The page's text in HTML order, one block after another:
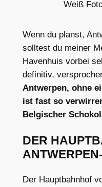
Wenn du planst,
solltest du meiner
Havenhuis vorbei
definitiv,
Antwerpen, ohne
ist fast so
Belgischer
DER
Der Hauptbahnhof